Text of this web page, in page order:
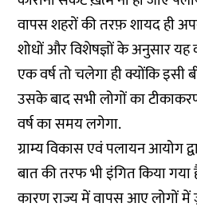
वापस शहरों की तरफ़ शायद ही
शोधों और विशेषज्ञोंके अनुसार यह
एक वर्ष तो चलेगा ही क्योंकि
उसके बाद सभी लोगों का
वर्ष का समय लगेगा.
ग्राम्य विकास एवं पलायन आयोग
बात की तरफ भी इंगित किया
कारण राज्य में वापस आए लोगों